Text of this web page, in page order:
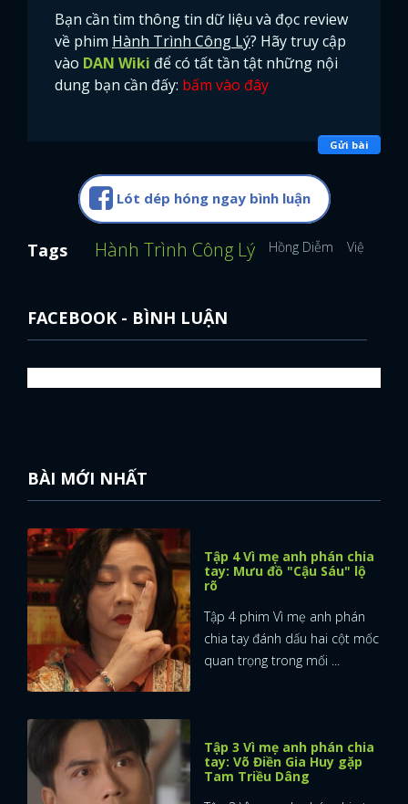
x
ĐĂNG NHẬP
Bạn cần tìm thông tin dữ liệu và đọc review
về phim Hành Trình Công Lý? Hãy truy cập
vào DAN Wiki để có tất tần tật những nội
dung bạn cần đấy: bấm vào đây
Gửi bài
Lót dép hóng ngay bình luận
Tags Hành Trình Công Lý Hồng Diễm Việt Anh
FACEBOOK - BÌNH LUẬN
BÀI MỚI NHẤT
Tập 4 Vì mẹ anh phán chia
tay: Mưu đồ "Cậu Sáu" lộ
rõ
Tập 4 phim Vì mẹ anh phán
chia tay đánh dấu hai cột mốc
quan trọng trong mối ...
Tập 3 Vì mẹ anh phán chia
tay: Võ Điền Gia Huy gặp
Tam Triều Dâng